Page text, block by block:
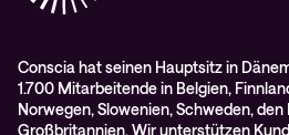
Conscia hat seinen Hauptsitz in
1.700 Mitarbeitende in Belgien,
Norwegen, Slowenien, Schweden,
Großbritannien. Wir unterstützen